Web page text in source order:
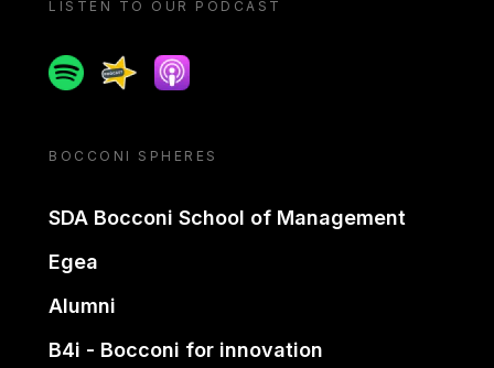
LISTEN TO OUR PODCAST
SpotifySpreakerApple podcast
BOCCONI SPHERES
SDA Bocconi School of Management
Egea
Alumni
B4i - Bocconi for innovation